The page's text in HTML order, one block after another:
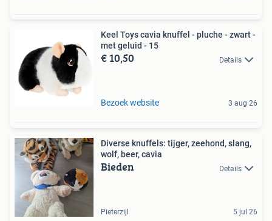
Keel Toys cavia knuffel - pluche - zwart -
met geluid - 15
€ 10,50 Details
Bezoek website 3 aug 26
Diverse knuffels: tijger, zeehond, slang,
wolf, beer, cavia
Bieden Details
Pieterzijl 5 jul 26